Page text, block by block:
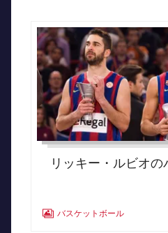
FC Barcelona club badge
リッキー・ルビオ
LABEL.ARIA.GALLERY
バスケットボール